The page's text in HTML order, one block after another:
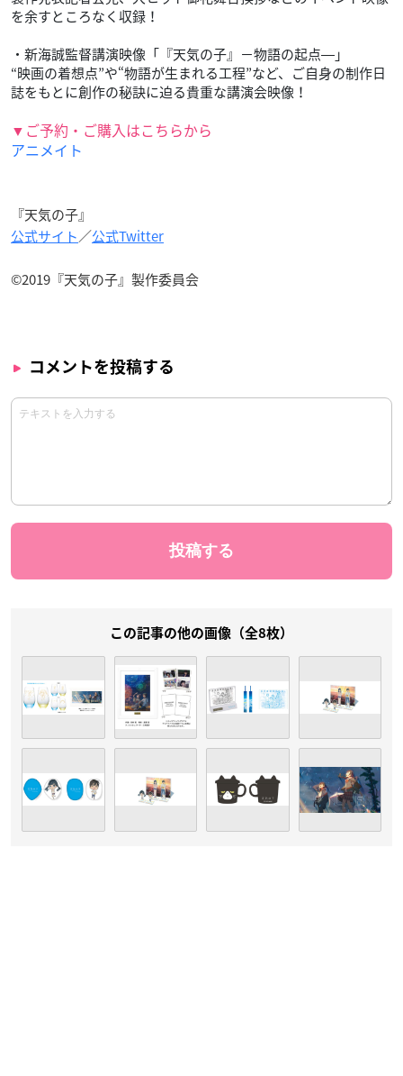
を余すところなく収録！
・新海誠監督講演映像「『天気の子』－物語の起点―」
“映画の着想点”や“物語が生まれる工程”など、ご自身の制作日
誌をもとに創作の秘訣に迫る貴重な講演会映像！
▼ご予約・ご購入はこちらから
アニメイト
『天気の子』
公式サイト／公式Twitter
©2019『天気の子』製作委員会
コメントを投稿する
この記事の他の画像（全8枚）